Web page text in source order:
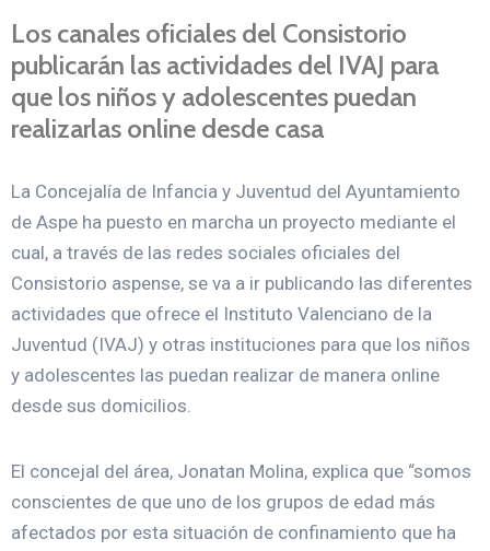
Los canales oficiales del Consistorio
publicarán las actividades del IVAJ para
que los niños y adolescentes puedan
realizarlas online desde casa
La Concejalía de Infancia y Juventud del Ayuntamiento
de Aspe ha puesto en marcha un proyecto mediante el
cual, a través de las redes sociales oficiales del
Consistorio aspense, se va a ir publicando las diferentes
actividades que ofrece el Instituto Valenciano de la
Juventud (IVAJ) y otras instituciones para que los niños
y adolescentes las puedan realizar de manera online
desde sus domicilios.
El concejal del área, Jonatan Molina, explica que “somos
conscientes de que uno de los grupos de edad más
afectados por esta situación de confinamiento que ha